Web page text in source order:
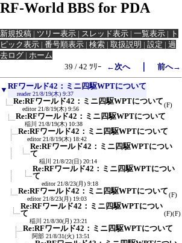
RF-World BBS for PDA
新規投稿 | ツリー表示 | スレッド表示 | 一覧表示 | ト
ピック表示 | 番号順表示 | 検索 | 取扱説明 | 設定 | 過
去ログ | ホーム
39 / 42 ﾂﾘｰ
←次へ｜ 前へ→
▼ RFワールド42：ミニ四駆WPTについて
reader 21/8/19(木) 9:37
Re:RFワールド42：ミニ四駆WPTについて
editor 21/8/19(木) 9:56
(F)
Re:RFワールド42：ミニ四駆WPTについて
稲川 21/8/19(木) 10:38
Re:RFワールド42：ミニ四駆WPTについて
editor 21/8/19(木) 18:42
Re:RFワールド42：ミニ四駆WPTについ
て
稲川 21/8/22(日) 20:14
Re:RFワールド42：ミニ四駆WPTについ
て
editor 21/8/23(月) 9:18
Re:RFワールド42：ミニ四駆WPTについて
editor 21/8/23(月) 19:03
(F)
Re:RFワールド42：ミニ四駆WPTについ
て
稲川 21/8/30(月) 23:21
(F)(F)
Re:RFワールド42：ミニ四駆WPTについて
阿部 21/8/31(火) 13:51